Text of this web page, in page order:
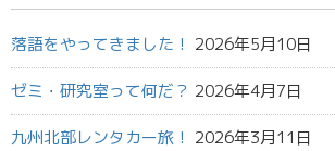
落語をやってきました！ 2026年5月10日
ゼミ・研究室って何だ？ 2026年4月7日
九州北部レンタカー旅！ 2026年3月11日